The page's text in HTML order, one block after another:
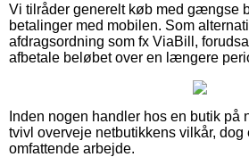
Vi tilråder generelt køb med gængse
betalinger med mobilen. Som
afdragsordning som fx ViaBill,
afbetale beløbet over en længere
Inden nogen handler hos en butik på
tvivl overveje netbutikkens vilkår,
omfattende arbejde.